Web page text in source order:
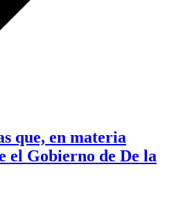
que, en materia
el Gobierno de De la